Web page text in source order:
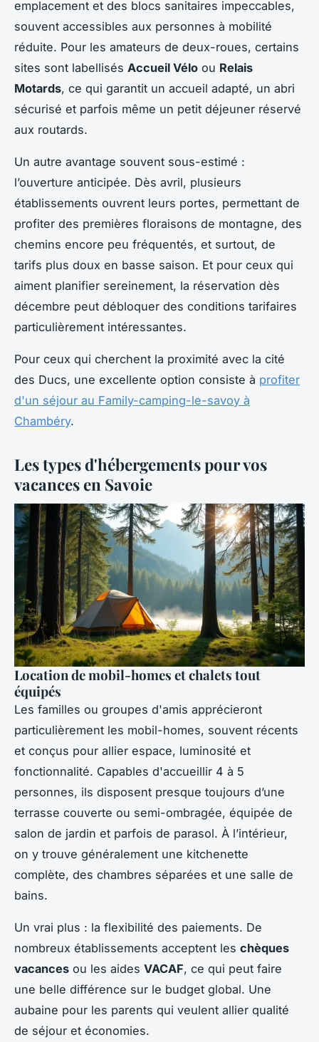
emplacement et des blocs sanitaires impeccables,
souvent accessibles aux personnes à mobilité
réduite. Pour les amateurs de deux-roues, certains
sites sont labellisés Accueil Vélo ou Relais
Motards, ce qui garantit un accueil adapté, un abri
sécurisé et parfois même un petit déjeuner réservé
aux routards.
Un autre avantage souvent sous-estimé :
l’ouverture anticipée. Dès avril, plusieurs
établissements ouvrent leurs portes, permettant de
profiter des premières floraisons de montagne, des
chemins encore peu fréquentés, et surtout, de
tarifs plus doux en basse saison. Et pour ceux qui
aiment planifier sereinement, la réservation dès
décembre peut débloquer des conditions tarifaires
particulièrement intéressantes.
Pour ceux qui cherchent la proximité avec la cité
des Ducs, une excellente option consiste à profiter
d'un séjour au Family-camping-le-savoy à
Chambéry.
Les types d'hébergements pour vos
vacances en Savoie
Location de mobil-homes et chalets tout
équipés
Les familles ou groupes d'amis apprécieront
particulièrement les mobil-homes, souvent récents
et conçus pour allier espace, luminosité et
fonctionnalité. Capables d'accueillir 4 à 5
personnes, ils disposent presque toujours d’une
terrasse couverte ou semi-ombragée, équipée de
salon de jardin et parfois de parasol. À l’intérieur,
on y trouve généralement une kitchenette
complète, des chambres séparées et une salle de
bains.
Un vrai plus : la flexibilité des paiements. De
nombreux établissements acceptent les chèques
vacances ou les aides VACAF, ce qui peut faire
une belle différence sur le budget global. Une
aubaine pour les parents qui veulent allier qualité
de séjour et économies.